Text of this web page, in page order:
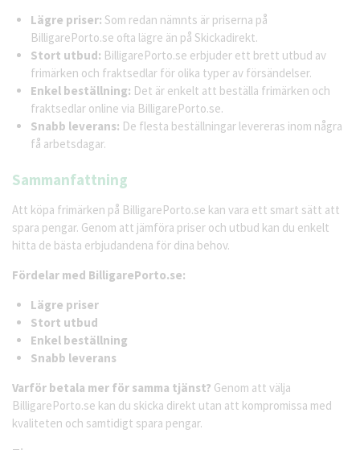
Lägre priser: Som redan nämnts är priserna på
BilligarePorto.se ofta lägre än på Skickadirekt.
Stort utbud: BilligarePorto.se erbjuder ett brett utbud av
frimärken och fraktsedlar för olika typer av försändelser.
Enkel beställning: Det är enkelt att beställa frimärken och
fraktsedlar online via BilligarePorto.se.
Snabb leverans: De flesta beställningar levereras inom några
få arbetsdagar.
Sammanfattning
Att köpa frimärken på BilligarePorto.se kan vara ett smart sätt att
spara pengar. Genom att jämföra priser och utbud kan du enkelt
hitta de bästa erbjudandena för dina behov.
Fördelar med BilligarePorto.se:
Lägre priser
Stort utbud
Enkel beställning
Snabb leverans
Varför betala mer för samma tjänst? Genom att välja
BilligarePorto.se kan du skicka direkt utan att kompromissa med
kvaliteten och samtidigt spara pengar.